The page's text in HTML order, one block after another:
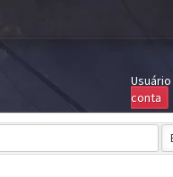
conta